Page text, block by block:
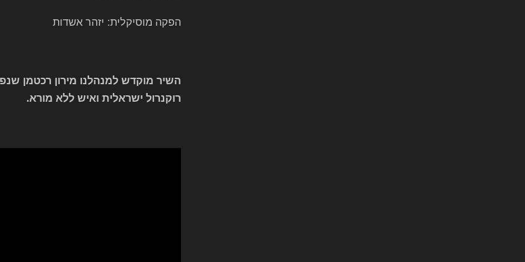
הפקה מוסיקלית: יזהר אשדות
השיר מוקדש למנהלנו מירון רכטמן
רוקנרול ישראלית ואיש ללא מורא.